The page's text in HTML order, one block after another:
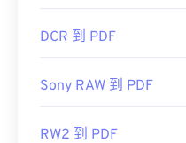
DCR 到 PDF
Sony RAW 到 PDF
RW2 到 PDF